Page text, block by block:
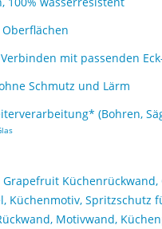
mit passenden
Schmutz und Lärm
(Bohren,
Küchenmotiv, Spritzschutz
Motivwand,